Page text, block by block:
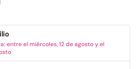
entre el miércoles, 12 de agosto y el